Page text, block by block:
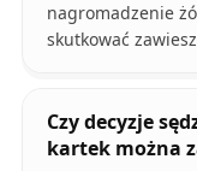
nagromadzenie
skutkować
Czy decyzje
kartek można